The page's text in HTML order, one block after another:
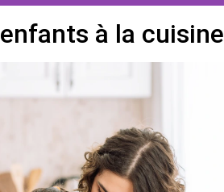
à la cuisine